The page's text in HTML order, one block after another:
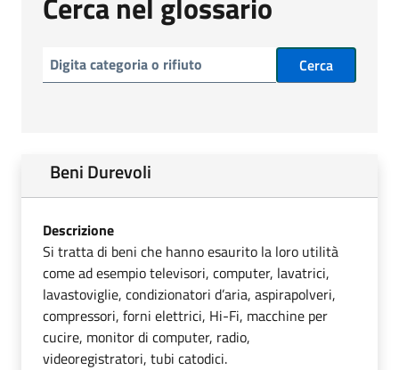
Cerca
Beni Durevoli
Descrizione
Si tratta di beni che hanno esaurito la loro utilità
come ad esempio televisori, computer, lavatrici,
lavastoviglie, condizionatori d’aria, aspirapolveri,
compressori, forni elettrici, Hi-Fi, macchine per
cucire, monitor di computer, radio,
videoregistratori, tubi catodici.